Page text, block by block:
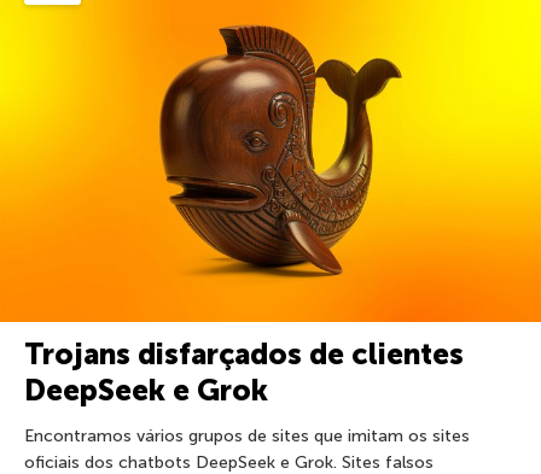
Trojans disfarçados de clientes
DeepSeek e Grok
Encontramos vários grupos de sites que imitam os sites
oficiais dos chatbots DeepSeek e Grok. Sites falsos